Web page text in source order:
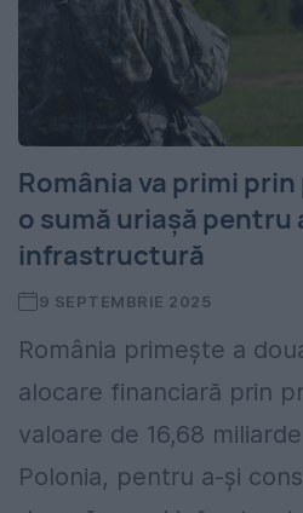
România va primi
o sumă uriașă pentru
infrastructură
9 SEPTEMBRIE 2025
România primește a
alocare financiară prin
valoare de 16,68
Polonia, pentru a-și